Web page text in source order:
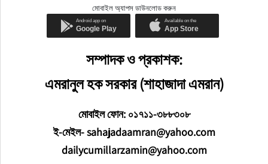
মোবাইল অ্যাপস ডাউনলোড করুন
সম্পাদক ও প্রকাশক:
এমরানুল হক সরকার (শাহাজাদা এমরান)
মোবাইল ফোন: ০১৭১১-৩৮৮৩০৮
ই-মেইল- sahajadaamran@yahoo.com
dailycumillarzamin@yahoo.com